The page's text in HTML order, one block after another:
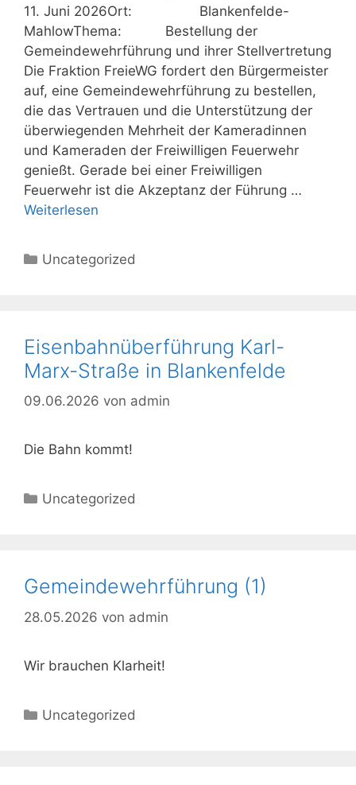
11. Juni 2026Ort: Blankenfelde-
MahlowThema: Bestellung der
Gemeindewehrführung und ihrer Stellvertretung
Die Fraktion FreieWG fordert den Bürgermeister
auf, eine Gemeindewehrführung zu bestellen,
die das Vertrauen und die Unterstützung der
überwiegenden Mehrheit der Kameradinnen
und Kameraden der Freiwilligen Feuerwehr
genießt. Gerade bei einer Freiwilligen
Feuerwehr ist die Akzeptanz der Führung …
Weiterlesen
Kategorien
Uncategorized
Eisenbahnüberführung Karl-
Marx-Straße in Blankenfelde
09.06.2026 von admin
Die Bahn kommt!
Kategorien
Uncategorized
Gemeindewehrführung (1)
28.05.2026 von admin
Wir brauchen Klarheit!
Kategorien
Uncategorized